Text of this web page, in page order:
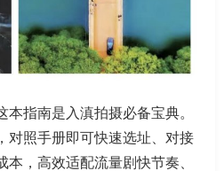
指南是入滇拍摄必备宝典。
对照手册即可快速选址、对接
本，高效适配流量剧快节奏、